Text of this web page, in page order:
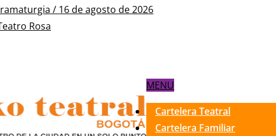
/ 16 de agosto de 2026
Rosa
MENU
Cartelera Teatral
Cartelera Familiar